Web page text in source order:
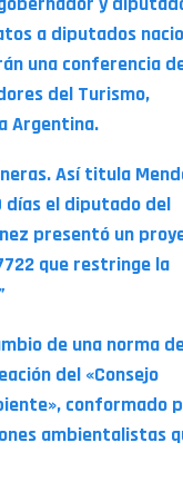
a diputados
una conferencia
del Turismo,
Argentina.
Así titula
días el diputado del
presentó un
que restringe la
de una norma
del «Consejo
conformado
ambientalistas